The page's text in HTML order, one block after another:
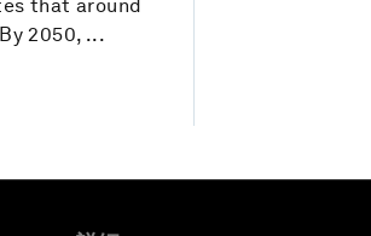
that around
2050, ...